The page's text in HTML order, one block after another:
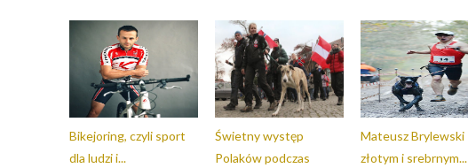
Bikejoring, czyli sport
dla ludzi i...
Świetny występ
Polaków podczas
Mateusz Brylewski
złotym i srebrnym...